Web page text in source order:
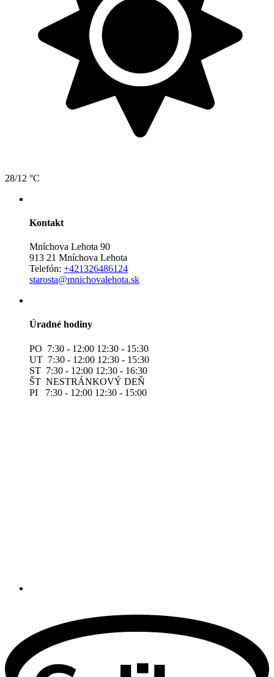
28/12 °C
Kontakt
Mníchova Lehota 90
913 21 Mníchova Lehota
Telefón: +421326486124
starosta@mnichovalehota.sk
Úradné hodiny
PO 7:30 - 12:00 12:30 - 15:30
UT 7:30 - 12:00 12:30 - 15:30
ST 7:30 - 12:00 12:30 - 16:30
ŠT NESTRÁNKOVÝ DEŇ
PI 7:30 - 12:00 12:30 - 15:00